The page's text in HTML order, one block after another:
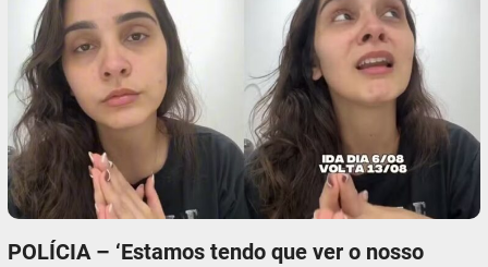
POLÍCIA – ‘Estamos tendo que ver o nosso